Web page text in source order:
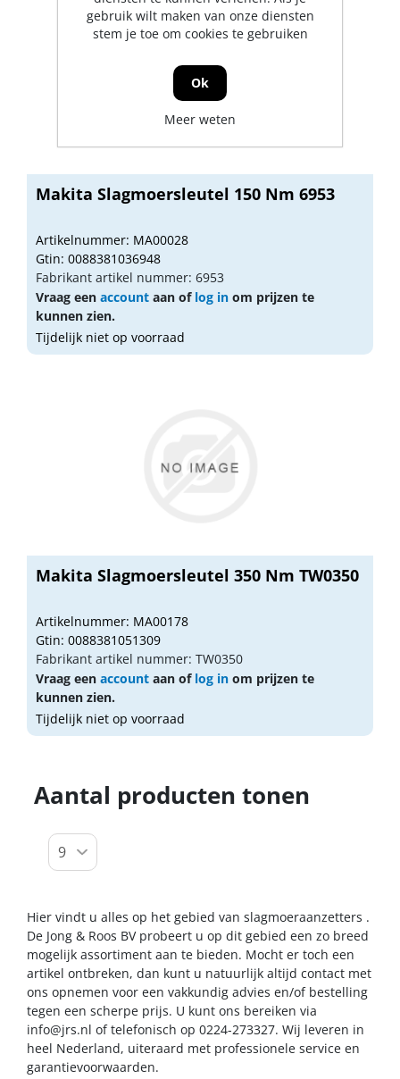
Makita Slagmoersleutel 150 Nm 6953
Artikelnummer: MA00028
Gtin: 0088381036948
Fabrikant artikel nummer: 6953
Vraag een account aan of log in om prijzen te
kunnen zien.
Tijdelijk niet op voorraad
Makita Slagmoersleutel 350 Nm TW0350
Artikelnummer: MA00178
Gtin: 0088381051309
Fabrikant artikel nummer: TW0350
Vraag een account aan of log in om prijzen te
kunnen zien.
Tijdelijk niet op voorraad
Aantal producten tonen
Hier vindt u alles op het gebied van slagmoeraanzetters .
De Jong & Roos BV probeert u op dit gebied een zo breed
mogelijk assortiment aan te bieden. Mocht er toch een
artikel ontbreken, dan kunt u natuurlijk altijd contact met
ons opnemen voor een vakkundig advies en/of bestelling
tegen een scherpe prijs. U kunt ons bereiken via
info@jrs.nl of telefonisch op 0224-273327. Wij leveren in
heel Nederland, uiteraard met professionele service en
garantievoorwaarden.
gebruik wilt maken van onze diensten
stem je toe om cookies te gebruiken
Ok
Meer weten